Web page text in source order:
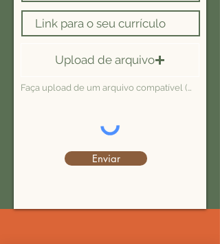
Upload de arquivo
Faça upload de um arquivo compatível (máx. 15MB)
Enviar